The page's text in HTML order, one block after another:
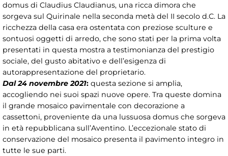
domus di Claudius Claudianus, una ricca dimora che
sorgeva sul Quirinale nella seconda metà del II secolo d.C. La
ricchezza della casa era ostentata con preziose sculture e
sontuosi oggetti di arredo, che sono stati per la prima volta
presentati in questa mostra a testimonianza del prestigio
sociale, del gusto abitativo e dell’esigenza di
autorappresentazione del proprietario.
Dal 24 novembre 2021: questa sezione si amplia,
accogliendo nei suoi spazi nuove opere. Tra queste domina
il grande mosaico pavimentale con decorazione a
cassettoni, proveniente da una lussuosa domus che sorgeva
in età repubblicana sull’Aventino. L’eccezionale stato di
conservazione del mosaico presenta il pavimento integro in
tutte le sue parti.